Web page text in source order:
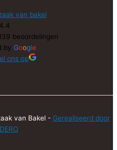
van bakel
4.4
beoordelingen
by Google
ons op
van Bakel - Gerealiseerd door